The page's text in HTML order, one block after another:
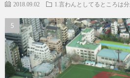
2018.09.02 1.言わんとしてるところは